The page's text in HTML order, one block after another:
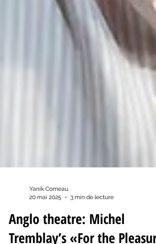
Yanik Comeau
20 mai 2025
3 min de lecture